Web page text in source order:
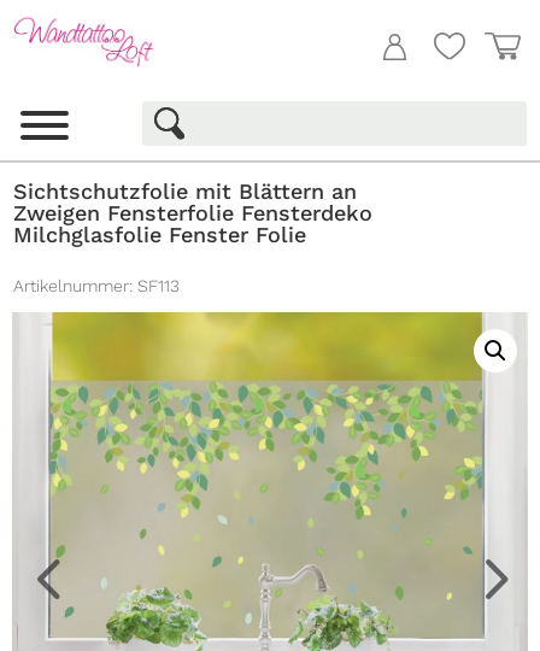
Sichtschutzfolie mit Blättern an
Zweigen Fensterfolie Fensterdeko
Milchglasfolie Fenster Folie
Artikelnummer: SF113